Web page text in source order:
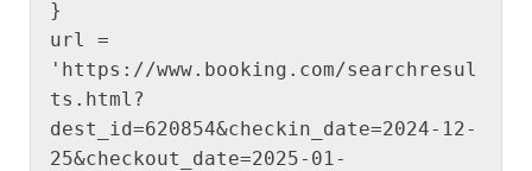
}
url =
'https://www.booking.com/searchresul
ts.html?
dest_id=620854&checkin_date=2024-12-
25&checkout_date=2025-01-